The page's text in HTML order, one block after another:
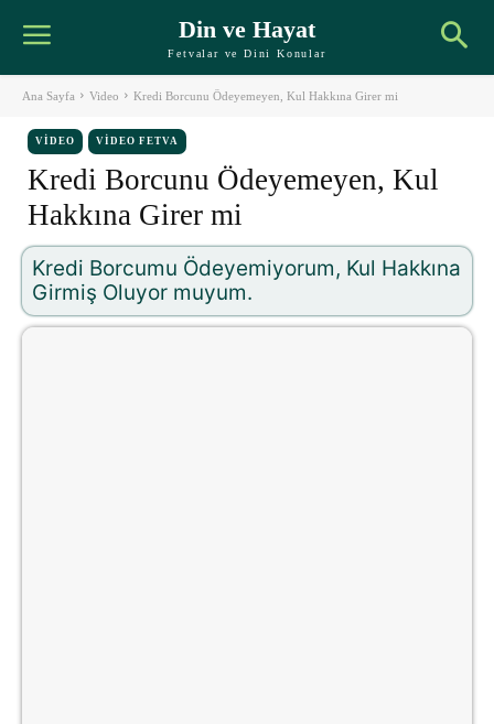
Din ve Hayat
Fetvalar ve Dini Konular
Ana Sayfa Video Kredi Borcunu Ödeyemeyen, Kul Hakkına Girer mi
VIDEO VIDEO FETVA
Kredi Borcunu Ödeyemeyen, Kul
Hakkına Girer mi
Kredi Borcumu Ödeyemiyorum, Kul Hakkına
Girmiş Oluyor muyum.